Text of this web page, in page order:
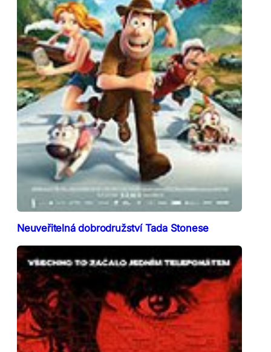
Neuveřitelná dobrodružství Tada Stonese